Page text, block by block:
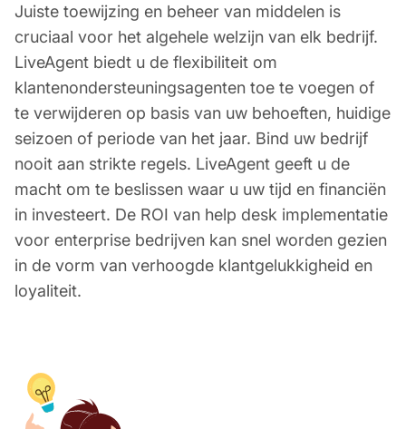
Juiste toewijzing en beheer van middelen is
cruciaal voor het algehele welzijn van elk bedrijf.
LiveAgent biedt u de flexibiliteit om
klantenondersteuningsagenten toe te voegen of
te verwijderen op basis van uw behoeften, huidige
seizoen of periode van het jaar. Bind uw bedrijf
nooit aan strikte regels. LiveAgent geeft u de
macht om te beslissen waar u uw tijd en financiën
in investeert. De ROI van help desk implementatie
voor enterprise bedrijven kan snel worden gezien
in de vorm van verhoogde klantgelukkigheid en
loyaliteit.